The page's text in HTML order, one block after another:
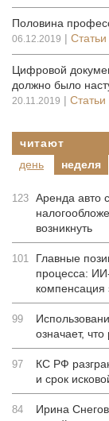
Половина
06.12.2019 | Статьи
Цифровой
должно было
20.11.2019 | Статьи
читают
день
неделя
123 Аренда авто
возникнуть
101
Главные
процесса:
99
означает,
97
КС РФ
и срок
84
Ирина